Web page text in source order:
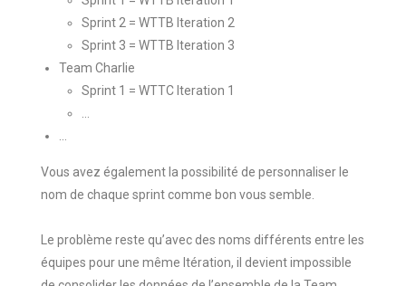
Sprint 2 = WTTB Iteration 2
Sprint 3 = WTTB Iteration 3
Team Charlie
Sprint 1 = WTTC Iteration 1
Vous avez également la possibilité de personnaliser le
nom de chaque sprint comme bon vous semble.
Le problème reste qu’avec des noms différents entre les
équipes pour une même Itération, il devient impossible